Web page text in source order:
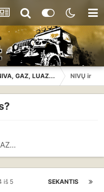
GAZ, LUAZ... NIVŲ ir
SEKANTIS
iš 5